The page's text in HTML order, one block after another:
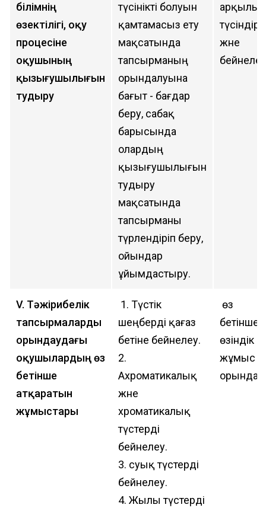
білімнің
өзектілігі, оқу
процесіне
оқушының
қызығушылығын
тудыру
түсінікті болуын
қамтамасыз ету
мақсатында
тапсырманың
орындалуына
бағыт - бағдар
беру, сабақ
барысында
олардың
қызығушылығын
тудыру
мақсатында
тапсырманы
түрлендіріп беру,
ойындар
ұйымдастыру.
арқылы
түсіндіру,
және
V. Тәжірибелік
тапсырмаларды
орындаудағы
оқушылардың өз
бетінше
атқаратын
жұмыстары
1. Түстік
шеңберді қағаз
бетіне бейнелеу.
2.
Ахроматикалық
және
хроматикалық
түстерді
бейнелеу.
3. суық түстерді
бейнелеу.
4. Жылы түстерді
өз
бетінше
өзіндік
жұмыс
орындау.